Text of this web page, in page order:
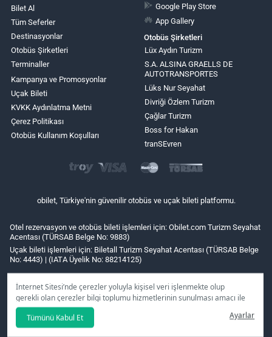
İnternet Sitesi’nde çerezler yoluyla kişisel veri işlenmekte olup
gerekli olan çerezler bilgi toplumu hizmetlerinin sunulması amacı ile
kullanılmaktadır. Tercihleriniz doğrultusunda size özel
kişiselleştirilmiş çerezleri ve özel kampanyaları
seçeneğine
tıklamanız halinde kullanımınıza sunamayacağız.
Tümünü Kabul Et Ayarlar
Bilet Al
Tüm Seferler
Destinasyonlar
Otobüs Şirketleri
Terminaller
Kampanya ve Promosyonlar
Uçak Bileti
KVKK Aydınlatma Metni
Çerez Politikası
Otobüs Kullanım Koşulları
Google Play Store
App Gallery
Otobüs Şirketleri
Lüx Aydın Turizm
S.A. ALSINA GRAELLS DE
AUTOTRANSPORTES
Lüks Nur Seyahat
Divriği Özlem Turizm
Çağlar Turizm
Boss for Hakan
tranSEvren
obilet, Türkiye'nin güvenilir otobüs ve uçak bileti platformu.
Otel rezervasyon ve otobüs bileti işlemleri için: Obilet.com Turizm Seyahat
Acentası (TÜRSAB Belge No: 9883)
Uçak bileti işlemleri için: Biletall Turizm Seyahat Acentası (TÜRSAB Belge
No: 4443) | (IATA Üyelik No: 88214125)